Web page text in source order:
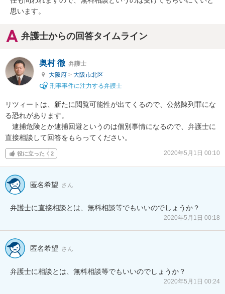
思います。
弁護士からの回答タイムライン
奥村 徹 弁護士
大阪府 > 大阪市北区
刑事事件に注力する弁護士
リツィートは、新たに閲覧可能性が出てくるので、公然陳列罪にな
る恐れがあります。
逮捕危険とか逮捕回避というのは個別事情になるので、弁護士に
直接相談して回答をもらってください。
役に立った 2 2020年5月1日 00:10
匿名希望 さん
弁護士に直接相談とは、無料相談等でもいいのでしょうか？
2020年5月1日 00:18
匿名希望 さん
弁護士に相談とは、無料相談等でもいいのでしょうか？
2020年5月1日 00:24